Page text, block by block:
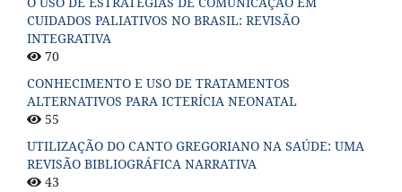
CUIDADOS PALIATIVOS NO BRASIL: REVISÃO
INTEGRATIVA
70
CONHECIMENTO E USO DE TRATAMENTOS
ALTERNATIVOS PARA ICTERÍCIA NEONATAL
55
UTILIZAÇÃO DO CANTO GREGORIANO NA SAÚDE: UMA
REVISÃO BIBLIOGRÁFICA NARRATIVA
43